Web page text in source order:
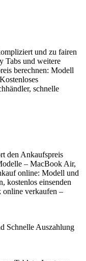
und zu fairen
Tabs und weitere
berechnen: Modell
schnelle
den Ankaufspreis
– MacBook Air,
online: Modell und
kostenlos einsenden
online verkaufen –
Schnelle Auszahlung